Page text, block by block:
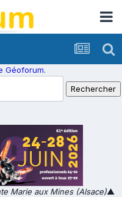
Géoforum.
Marie aux Mines (Alsace)▲